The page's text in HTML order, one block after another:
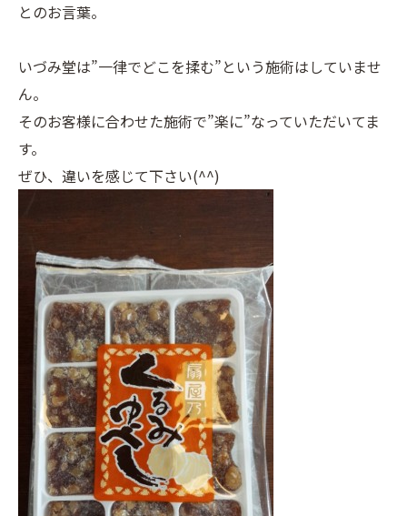
とのお言葉。
いづみ堂は”一律でどこを揉む”という施術はしていませ
ん。
そのお客様に合わせた施術で”楽に”なっていただいてま
す。
ぜひ、違いを感じて下さい(^^)